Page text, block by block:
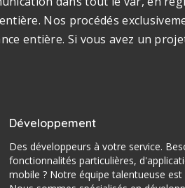
Nos procédés
entière. Si vous avez un
Développement
Des développeurs à votre service.
fonctionnalités particulières,
mobile ? Notre équipe talentueuse est